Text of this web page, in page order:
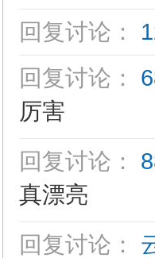
回复讨论：
回复讨论：
厉害
回复讨论：
真漂亮
回复讨论：